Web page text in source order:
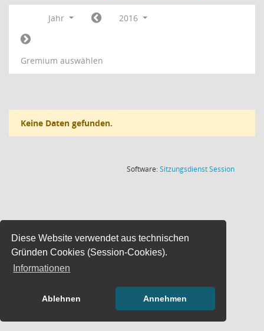
Diese Website verwendet aus technischen
Gründen Cookies (Session-Cookies).
Informationen
Ablehnen Annehmen
Jahr 2016
Gremium auswählen
Keine Daten gefunden.
Software:SitzungsdienstSession(Wird in